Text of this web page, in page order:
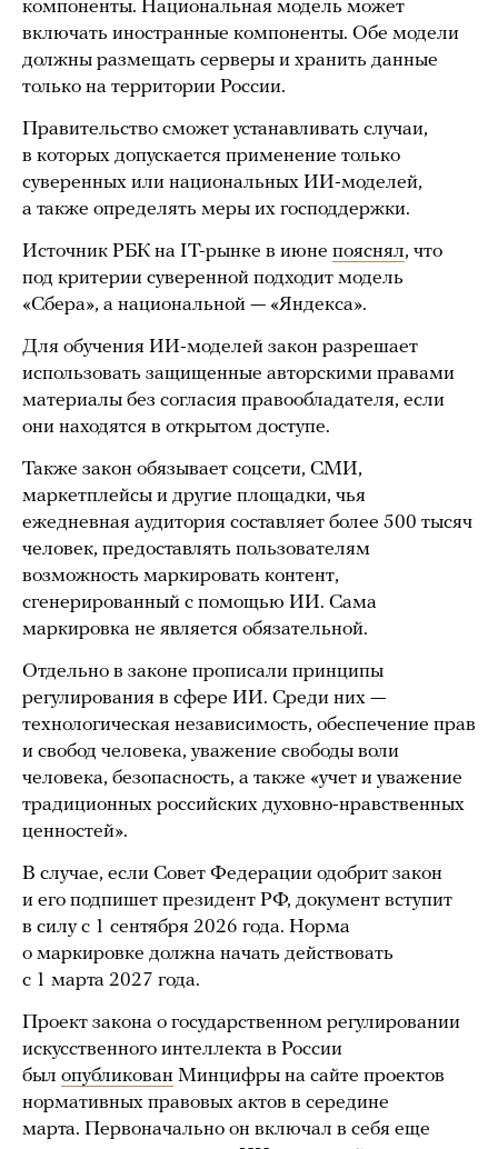
компоненты. Национальная модель может
включать иностранные компоненты. Обе модели
должны размещать серверы и хранить данные
только на территории России.
Правительство сможет устанавливать случаи,
в которых допускается применение только
суверенных или национальных ИИ-моделей,
а также определять меры их господдержки.
Источник РБК на IT-рынке в июне пояснял, что
под критерии суверенной подходит модель
«Сбера», а национальной — «Яндекса».
Для обучения ИИ-моделей закон разрешает
использовать защищенные авторскими правами
материалы без согласия правообладателя, если
они находятся в открытом доступе.
Также закон обязывает соцсети, СМИ,
маркетплейсы и другие площадки, чья
ежедневная аудитория составляет более 500 тысяч
человек, предоставлять пользователям
возможность маркировать контент,
сгенерированный с помощью ИИ. Сама
маркировка не является обязательной.
Отдельно в законе прописали принципы
регулирования в сфере ИИ. Среди них —
технологическая независимость, обеспечение прав
и свобод человека, уважение свободы воли
человека, безопасность, а также «учет и уважение
традиционных российских духовно-нравственных
ценностей».
В случае, если Совет Федерации одобрит закон
и его подпишет президент РФ, документ вступит
в силу с 1 сентября 2026 года. Норма
о маркировке должна начать действовать
с 1 марта 2027 года.
Проект закона о государственном регулировании
искусственного интеллекта в России
был опубликован Минцифры на cайте проектов
нормативных правовых актов в середине
марта. Первоначально он включал в себя еще